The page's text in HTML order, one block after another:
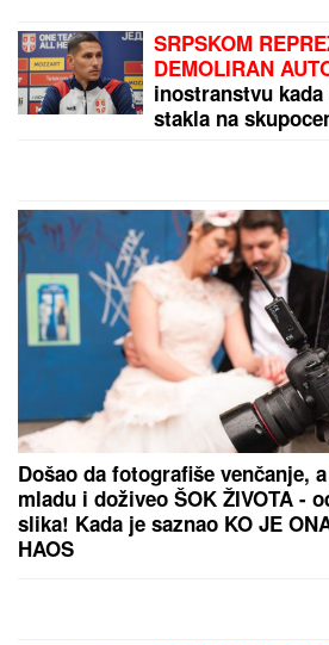
SRPSKOM
DEMOLIRAN
inostranstvu
stakla na
Došao da fotografiše venčanje,
mladu i doživeo ŠOK ŽIVOTA -
slika! Kada je saznao KO JE
HAOS